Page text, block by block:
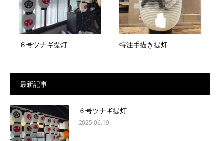
６号ツナギ提灯 特注手描き提灯
最新記事
６号ツナギ提灯
2025.06.19